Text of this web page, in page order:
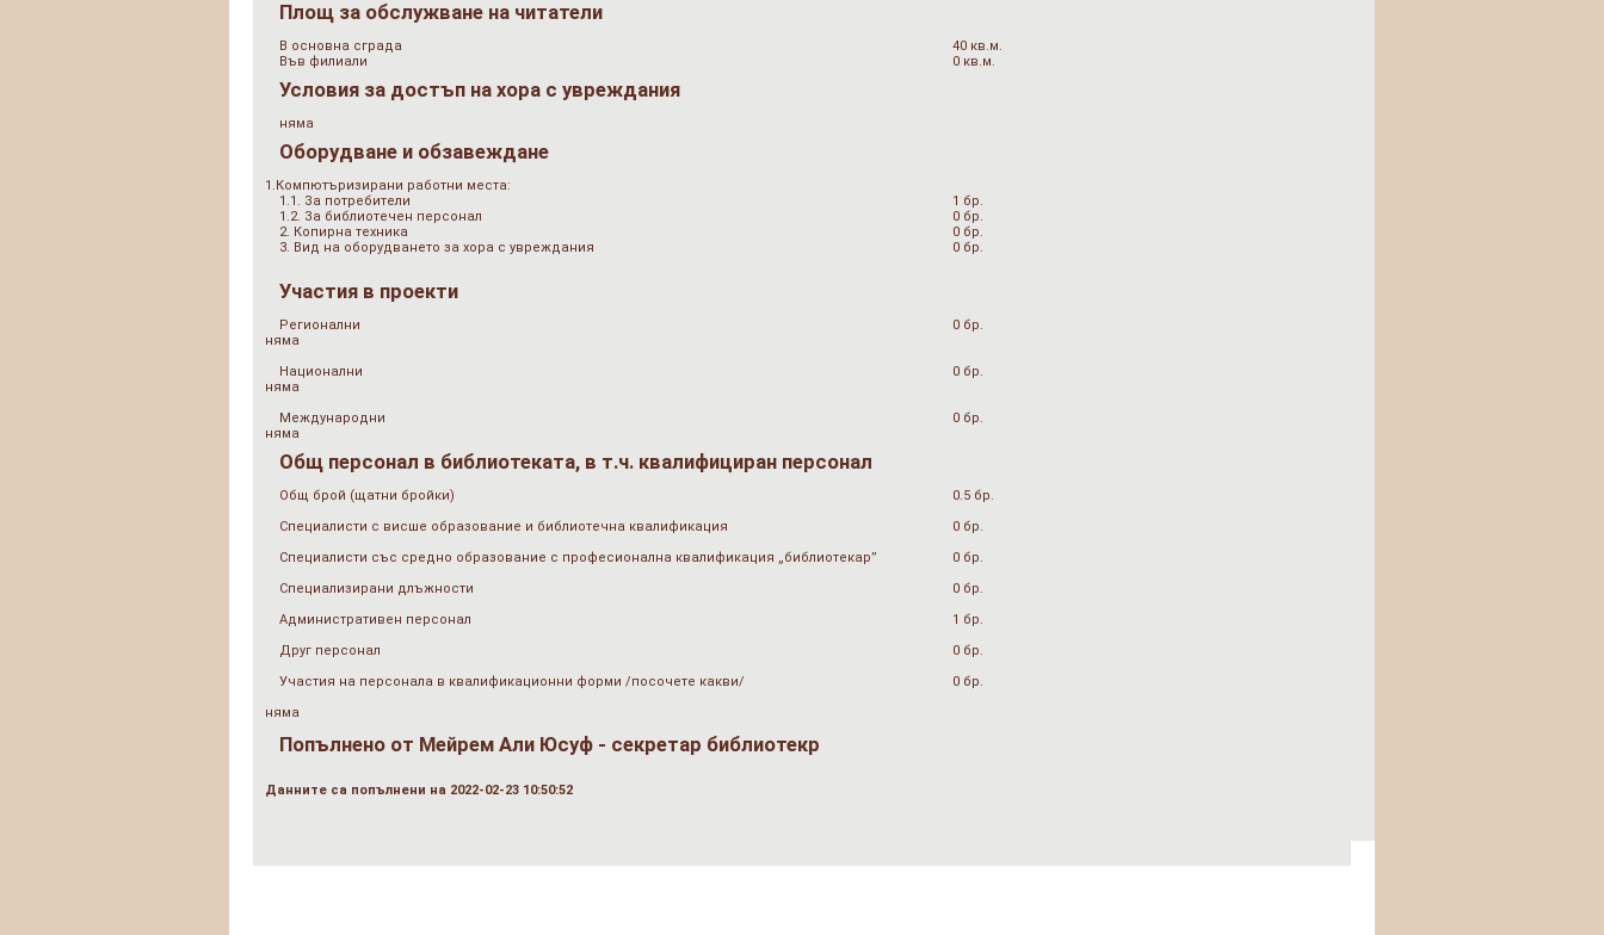
Площ за обслужване на читатели
В основна сграда
40 кв.м.
Във филиали
0 кв.м.
Условия за достъп на хора с увреждания
няма
Оборудване и обзавеждане
1.Компютъризирани работни места:
1.1. За потребители
1 бр.
1.2. За библиотечен персонал
0 бр.
2. Копирна техника
0 бр.
3. Вид на оборудването за хора с увреждания
0 бр.
Участия в проекти
Регионални
0 бр.
няма
Национални
0 бр.
няма
Международни
0 бр.
няма
Общ персонал в библиотеката, в т.ч. квалифициран персонал
Общ брой (щатни бройки)
0.5 бр.
Специалисти с висше образование и библиотечна квалификация
0 бр.
Специалисти със средно образование с професионална квалификация „библиотекар”
0 бр.
Специализирани длъжности
0 бр.
Административен персонал
1 бр.
Друг персонал
0 бр.
Участия на персонала в квалификационни форми /посочете какви/
0 бр.
няма
Попълнено от Мейрем Али Юсуф - секретар библиотекр
Данните са попълнени на 2022-02-23 10:50:52